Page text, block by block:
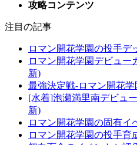
攻略コンテンツ
注目の記事
ロマン開花学園の投手デ
ロマン開花学園デビュー
新)
最強決定戦-ロマン開花
[水着]泡瀬満里南デビュ
新)
ロマン開花学園の固有イ
ロマン開花学園の投手育